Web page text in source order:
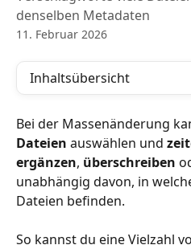
denselben Metadaten
11. Februar 2026
Inhaltsübersicht
Bei der Massenänderung
Dateien auswählen und
ergänzen, überschreiben
unabhängig davon, in
Dateien befinden.
So kannst du eine Vielzahl